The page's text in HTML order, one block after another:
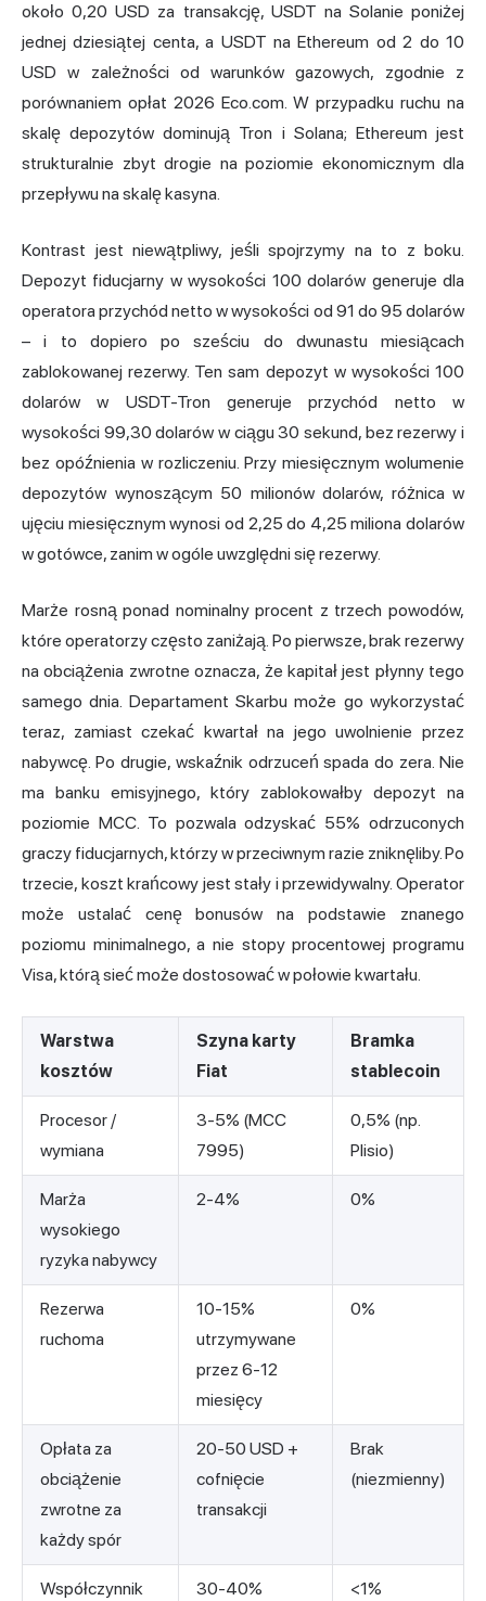
około 0,20 USD za transakcję, USDT na Solanie poniżej
jednej dziesiątej centa, a USDT na Ethereum od 2 do 10
USD w zależności od warunków gazowych, zgodnie z
porównaniem opłat 2026 Eco.com. W przypadku ruchu na
skalę depozytów dominują Tron i Solana; Ethereum jest
strukturalnie zbyt drogie na poziomie ekonomicznym dla
przepływu na skalę kasyna.
Kontrast jest niewątpliwy, jeśli spojrzymy na to z boku.
Depozyt fiducjarny w wysokości 100 dolarów generuje dla
operatora przychód netto w wysokości od 91 do 95 dolarów
– i to dopiero po sześciu do dwunastu miesiącach
zablokowanej rezerwy. Ten sam depozyt w wysokości 100
dolarów w USDT-Tron generuje przychód netto w
wysokości 99,30 dolarów w ciągu 30 sekund, bez rezerwy i
bez opóźnienia w rozliczeniu. Przy miesięcznym wolumenie
depozytów wynoszącym 50 milionów dolarów, różnica w
ujęciu miesięcznym wynosi od 2,25 do 4,25 miliona dolarów
w gotówce, zanim w ogóle uwzględni się rezerwy.
Marże rosną ponad nominalny procent z trzech powodów,
które operatorzy często zaniżają. Po pierwsze, brak rezerwy
na obciążenia zwrotne oznacza, że kapitał jest płynny tego
samego dnia. Departament Skarbu może go wykorzystać
teraz, zamiast czekać kwartał na jego uwolnienie przez
nabywcę. Po drugie, wskaźnik odrzuceń spada do zera. Nie
ma banku emisyjnego, który zablokowałby depozyt na
poziomie MCC. To pozwala odzyskać 55% odrzuconych
graczy fiducjarnych, którzy w przeciwnym razie zniknęliby. Po
trzecie, koszt krańcowy jest stały i przewidywalny. Operator
może ustalać cenę bonusów na podstawie znanego
poziomu minimalnego, a nie stopy procentowej programu
Visa, którą sieć może dostosować w połowie kwartału.
Warstwa
kosztów
Szyna karty
Fiat
Bramka
stablecoin
Procesor /
wymiana
3-5% (MCC
7995)
0,5% (np.
Plisio)
Marża
wysokiego
ryzyka nabywcy
2-4% 0%
Rezerwa
ruchoma
10-15%
utrzymywane
przez 6-12
miesięcy
0%
Opłata za
obciążenie
zwrotne za
każdy spór
20-50 USD +
cofnięcie
transakcji
Brak
(niezmienny)
Współczynnik
30-40% <1%